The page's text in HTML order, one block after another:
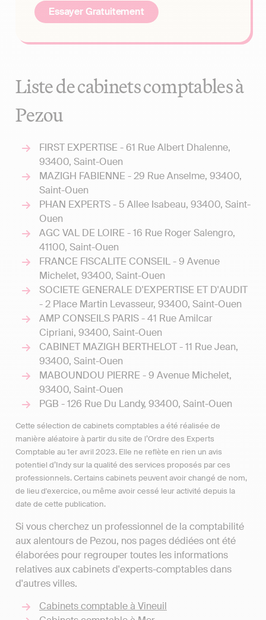
Essayer Gratuitement
Liste de cabinets comptables à
Pezou
FIRST EXPERTISE - 61 Rue Albert Dhalenne,
93400, Saint-Ouen
MAZIGH FABIENNE - 29 Rue Anselme, 93400,
Saint-Ouen
PHAN EXPERTS - 5 Allee Isabeau, 93400, Saint-
Ouen
AGC VAL DE LOIRE - 16 Rue Roger Salengro,
41100, Saint-Ouen
FRANCE FISCALITE CONSEIL - 9 Avenue
Michelet, 93400, Saint-Ouen
SOCIETE GENERALE D'EXPERTISE ET D'AUDIT
- 2 Place Martin Levasseur, 93400, Saint-Ouen
AMP CONSEILS PARIS - 41 Rue Amilcar
Cipriani, 93400, Saint-Ouen
CABINET MAZIGH BERTHELOT - 11 Rue Jean,
93400, Saint-Ouen
MABOUNDOU PIERRE - 9 Avenue Michelet,
93400, Saint-Ouen
PGB - 126 Rue Du Landy, 93400, Saint-Ouen
Cette sélection de cabinets comptables a été réalisée de
manière aléatoire à partir du site de l’Ordre des Experts
Comptable au 1er avril 2023. Elle ne reflète en rien un avis
potentiel d’Indy sur la qualité des services proposés par ces
professionnels. Certains cabinets peuvent avoir changé de nom,
de lieu d'exercice, ou même avoir cessé leur activité depuis la
date de cette publication.
Si vous cherchez un professionnel de la comptabilité
aux alentours de Pezou, nos pages dédiées ont été
élaborées pour regrouper toutes les informations
relatives aux cabinets d'experts-comptables dans
d'autres villes.
Cabinets comptable à Vineuil